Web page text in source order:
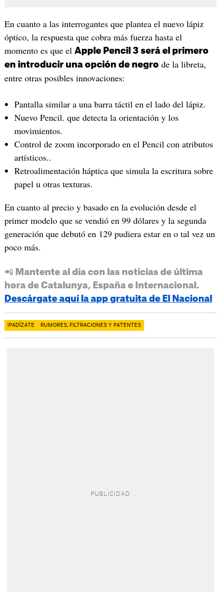
En cuanto a las interrogantes que plantea el nuevo lápiz
óptico, la respuesta que cobra más fuerza hasta el
momento es que el Apple Pencil 3 será el primero
en introducir una opción de negro de la libreta,
entre otras posibles innovaciones:
Pantalla similar a una barra táctil en el lado del lápiz.
Nuevo Pencil. que detecta la orientación y los
movimientos.
Control de zoom incorporado en el Pencil con atributos
artísticos..
Retroalimentación háptica que simula la escritura sobre
papel u otras texturas.
En cuanto al precio y basado en la evolución desde el
primer modelo que se vendió en 99 dólares y la segunda
generación que debutó en 129 pudiera estar en o tal vez un
poco más.
📲 Mantente al día con las noticias de última
hora de Catalunya, España e Internacional.
Descárgate aquí la app gratuita de El Nacional
IPADÍZATE RUMORES, FILTRACIONES Y PATENTES